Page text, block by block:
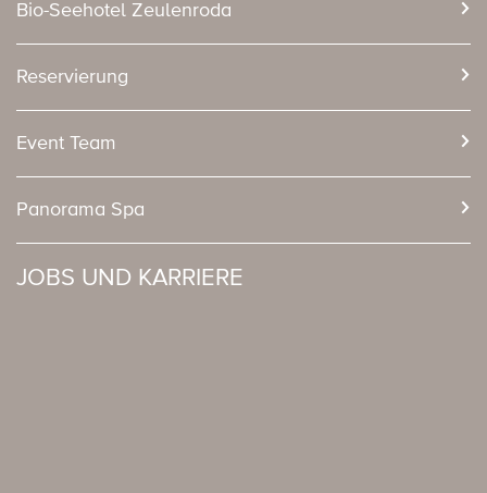
Bio-Seehotel Zeulenroda
Reservierung
Event Team
Panorama Spa
JOBS UND KARRIERE